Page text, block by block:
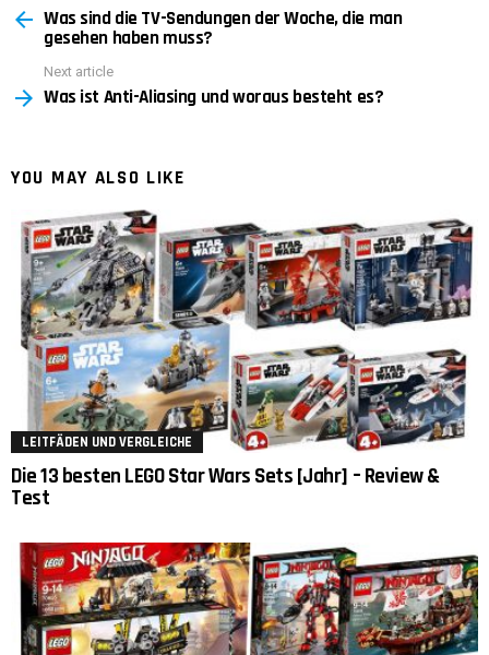
more Was sind die TV-Sendungen der Woche, die man
gesehen haben muss?
Next article
Was ist Anti-Aliasing und woraus besteht es?
YOU MAY ALSO LIKE
LEITFÄDEN UND VERGLEICHE
Die 13 besten LEGO Star Wars Sets [Jahr] – Review &
Test